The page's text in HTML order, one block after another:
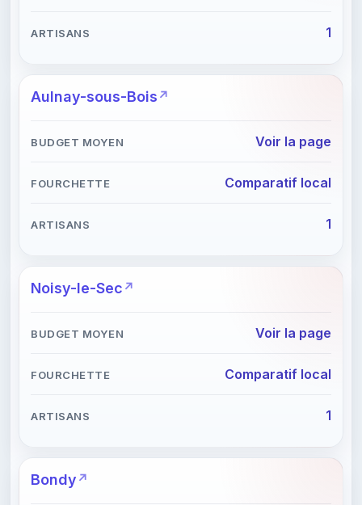
1
Aulnay-sous-Bois
Voir la page
Comparatif local
1
Noisy-le-Sec
Voir la page
Comparatif local
1
Bondy